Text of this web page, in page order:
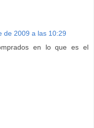
de 2009 a las 10:29
en lo que es el